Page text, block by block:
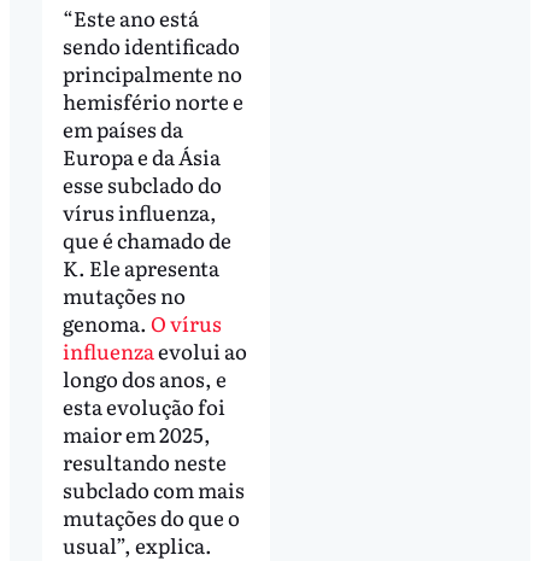
“Este ano está
sendo identificado
principalmente no
hemisfério norte e
em países da
Europa e da Ásia
esse subclado do
vírus influenza,
que é chamado de
K. Ele apresenta
mutações no
genoma. O vírus
influenzaevolui ao
longo dos anos, e
esta evolução foi
maior em 2025,
resultando neste
subclado com mais
mutações do que o
usual”, explica.